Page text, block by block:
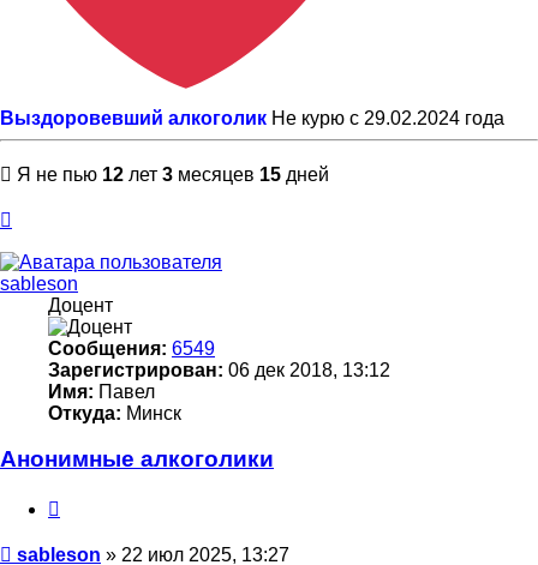
Выздоровевший алкоголик Не курю с 29.02.2024 года
Я не пью 12 лет 3 месяцев 15 дней
началу
sableson
Доцент
Сообщения: 6549
Зарегистрирован: 06 дек 2018, 13:12
Имя: Павел
Откуда: Минск
Анонимные алкоголики
Сообщение
sableson » 22 июл 2025, 13:27